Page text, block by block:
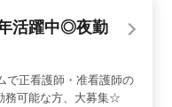
としての技術を存分
外出の付き添いな
生かし、チームをリ
く活躍できる＞ 50
活躍中◎夜勤
で正看護師・准看護師の
務可能な方、大募集☆